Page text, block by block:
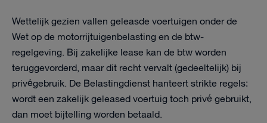
Wettelijk gezien vallen geleasde voertuigen onder de
Wet op de motorrijtuigenbelasting en de btw-
regelgeving. Bij zakelijke lease kan de btw worden
teruggevorderd, maar dit recht vervalt (gedeeltelijk) bij
privégebruik. De Belastingdienst hanteert strikte regels:
wordt een zakelijk geleased voertuig toch privé gebruikt,
dan moet bijtelling worden betaald.